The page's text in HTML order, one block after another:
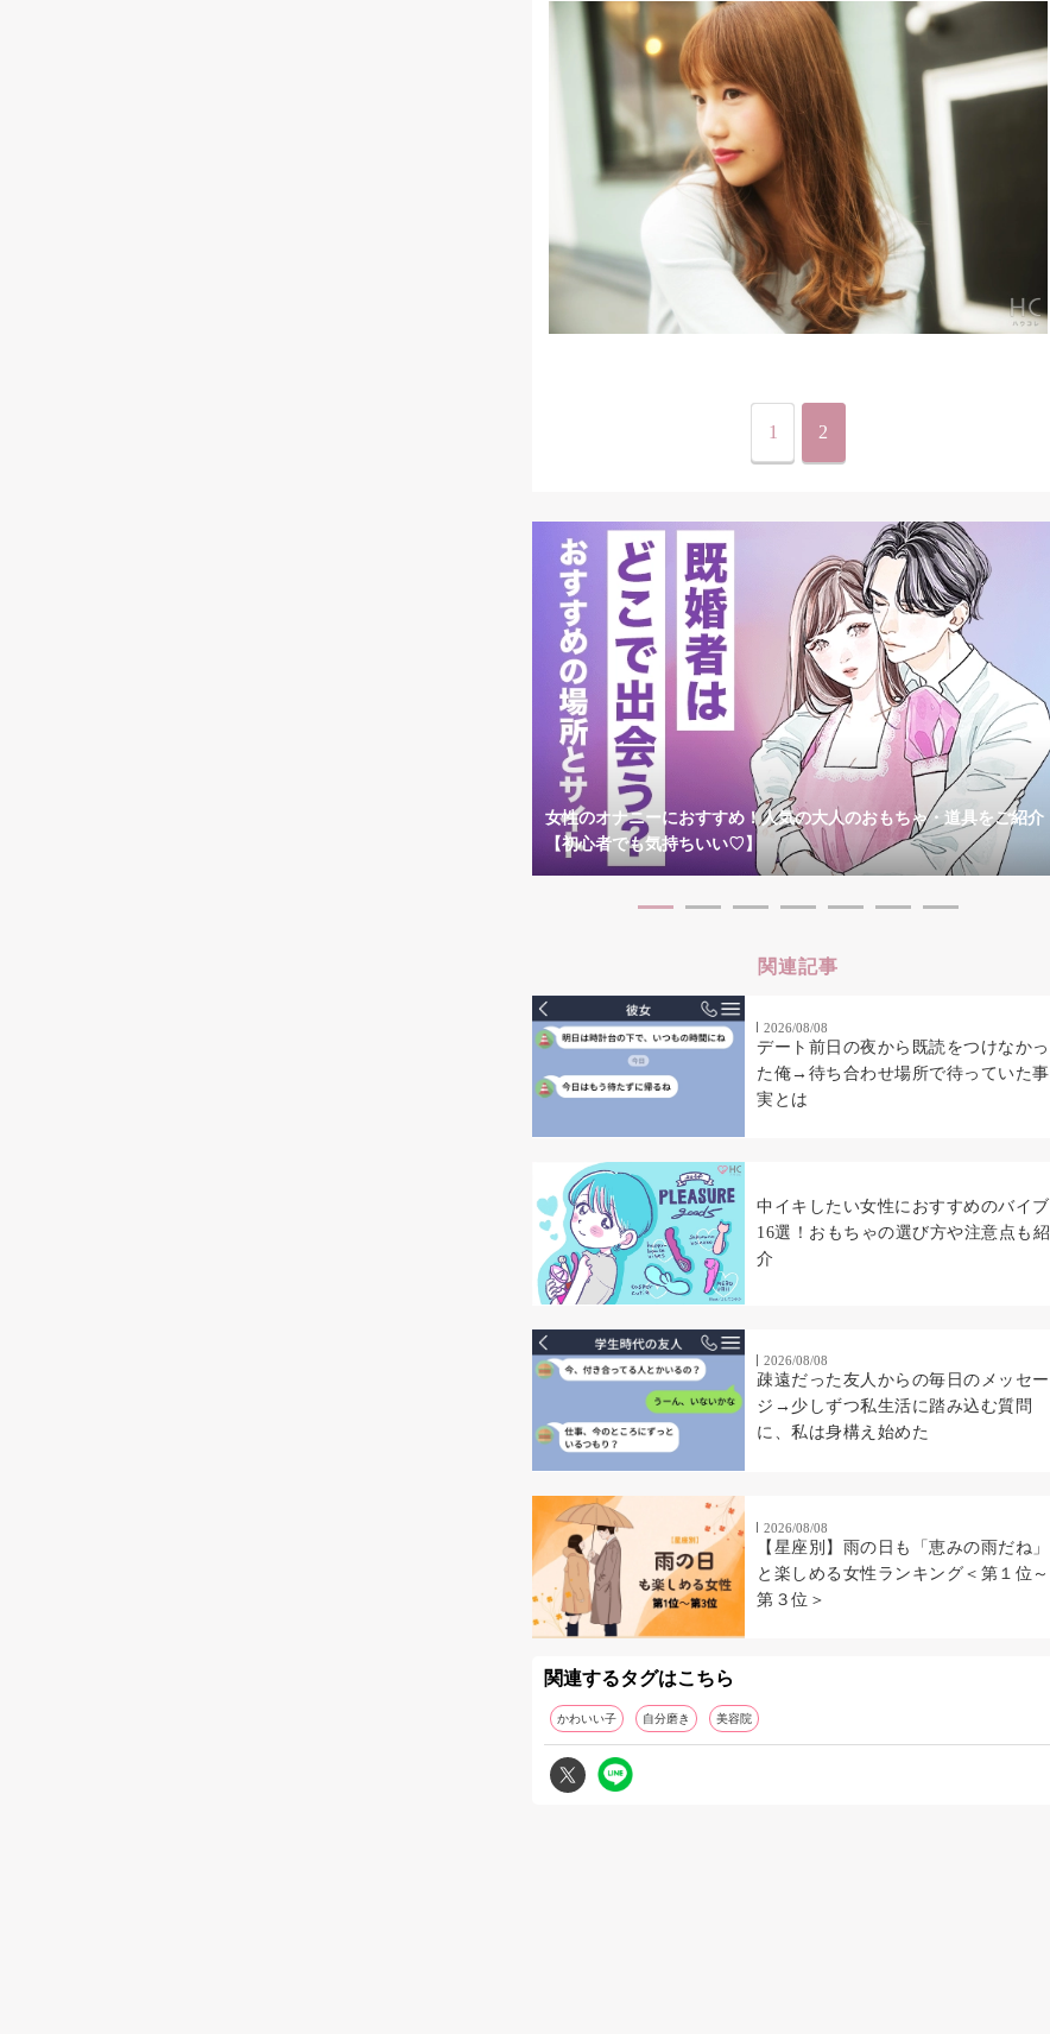
1 2
女性のオナニーにおすすめ！人気の大人のおもちゃ・道具をご紹介
【初心者でも気持ちいい♡】
関連記事
2026/08/08
デート前日の夜から既読をつけなかっ
た俺→待ち合わせ場所で待っていた事
実とは
中イキしたい女性におすすめのバイブ
16選！おもちゃの選び方や注意点も紹
介
2026/08/08
疎遠だった友人からの毎日のメッセー
ジ→少しずつ私生活に踏み込む質問
に、私は身構え始めた
2026/08/08
【星座別】雨の日も「恵みの雨だね」
と楽しめる女性ランキング＜第１位～
第３位＞
関連するタグはこちら
かわいい子 自分磨き 美容院